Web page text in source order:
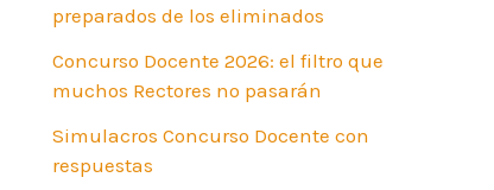
preparados de los eliminados
Concurso Docente 2026: el filtro que
muchos Rectores no pasarán
Simulacros Concurso Docente con
respuestas